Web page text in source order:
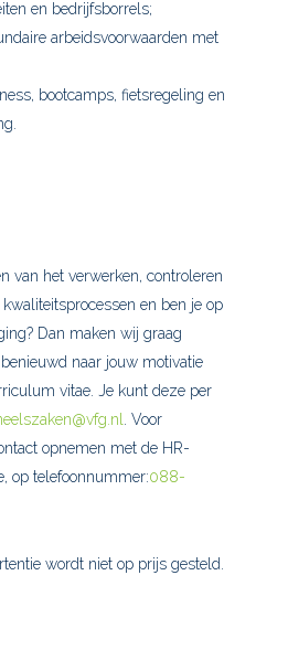
en bedrijfsborrels;
arbeidsvoorwaarden met
bootcamps, fietsregeling en
van het verwerken, controleren
en ben je op
Dan maken wij graag
naar jouw motivatie
vitae. Je kunt deze per
. Voor
opnemen met de HR-
op telefoonnummer:088-
wordt niet op prijs gesteld.